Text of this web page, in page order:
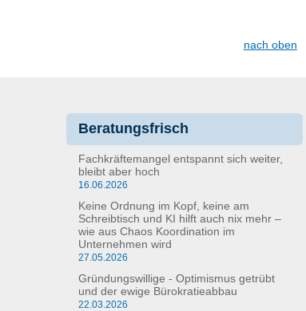
nach oben
Beratungsfrisch
Fachkräftemangel entspannt sich weiter,
bleibt aber hoch
16.06.2026
Keine Ordnung im Kopf, keine am
Schreibtisch und KI hilft auch nix mehr –
wie aus Chaos Koordination im
Unternehmen wird
27.05.2026
Gründungswillige - Optimismus getrübt
und der ewige Bürokratieabbau
22.03.2026